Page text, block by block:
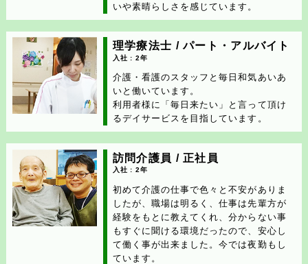
いや素晴らしさを感じています。
理学療法士 / パート・アルバイト
入社 : 2年
介護・看護のスタッフと毎日和気あいあ
いと働いています。
利用者様に「毎日来たい」と言って頂け
るデイサービスを目指しています。
訪問介護員 / 正社員
入社 : 2年
初めて介護の仕事で色々と不安がありま
したが、職場は明るく、仕事は先輩方が
経験をもとに教えてくれ、分からない事
もすぐに聞ける環境だったので、安心し
て働く事が出来ました。今では夜勤もし
ています。